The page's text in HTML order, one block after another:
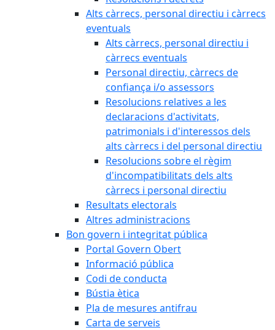
Alts càrrecs, personal directiu i càrrecs
eventuals
Alts càrrecs, personal directiu i
càrrecs eventuals
Personal directiu, càrrecs de
confiança i/o assessors
Resolucions relatives a les
declaracions d'activitats,
patrimonials i d'interessos dels
alts càrrecs i del personal directiu
Resolucions sobre el règim
d'incompatibilitats dels alts
càrrecs i personal directiu
Resultats electorals
Altres administracions
Bon govern i integritat pública
Portal Govern Obert
Informació pública
Codi de conducta
Bústia ètica
Pla de mesures antifrau
Carta de serveis